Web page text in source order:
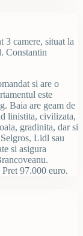
3 camere, situat la
Constantin
si are o
este
Baia are geam de
linistita, civilizata,
gradinita, dar si
Lidl sau
si asigura
97.000 euro.